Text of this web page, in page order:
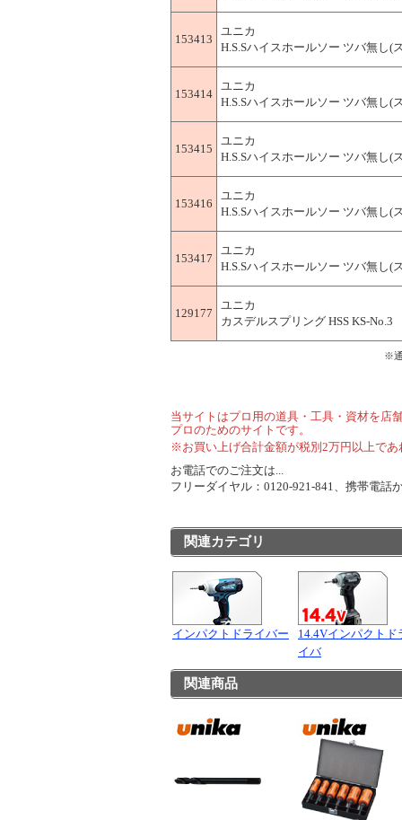
153413
ユニカ
H.S.Sハイスホールソー ツバ無し(
153414
ユニカ
H.S.Sハイスホールソー ツバ無し(
153415
ユニカ
H.S.Sハイスホールソー ツバ無し(
153416
ユニカ
H.S.Sハイスホールソー ツバ無し(
153417
ユニカ
H.S.Sハイスホールソー ツバ無し(
129177
ユニカ
カスデルスプリング HSS KS-No.3
※
当サイトはプロ用の道具・工具・資材を店
プロのためのサイトです。
※お買い上げ合計金額が税別2万円以上で
お電話でのご注文は...
フリーダイヤル：0120-921-841、携帯電
関連カテゴリ
インパクトドライバー
14.4Vインパクトド
イバ
関連商品